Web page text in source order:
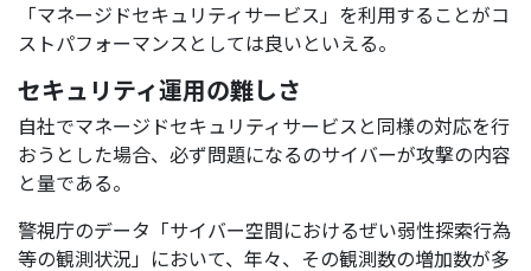
「マネージドセキュリティサービス」を利用することがコ
ストパフォーマンスとしては良いといえる。
セキュリティ運用の難しさ
自社でマネージドセキュリティサービスと同様の対応を行
おうとした場合、必ず問題になるのサイバーが攻撃の内容
と量である。
警視庁のデータ「サイバー空間におけるぜい弱性探索行為
等の観測状況」において、年々、その観測数の増加数が多